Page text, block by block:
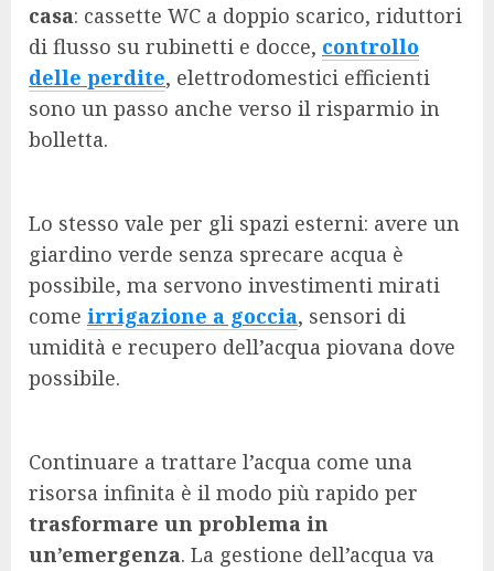
casa: cassette WC a doppio scarico, riduttori
di flusso su rubinetti e docce, controllo
delle perdite, elettrodomestici efficienti
sono un passo anche verso il risparmio in
bolletta.
Lo stesso vale per gli spazi esterni: avere un
giardino verde senza sprecare acqua è
possibile, ma servono investimenti mirati
come irrigazione a goccia, sensori di
umidità e recupero dell’acqua piovana dove
possibile.
Continuare a trattare l’acqua come una
risorsa infinita è il modo più rapido per
trasformare un problema in
un’emergenza. La gestione dell’acqua va